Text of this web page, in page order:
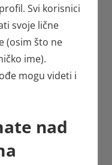
Svi korisnici
svoje lične
(osim što ne
ime).
mogu videti i
nad